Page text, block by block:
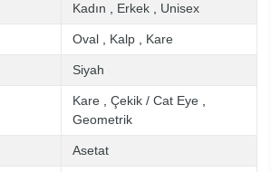
Kadın Erkek Unisex
Oval Kalp Kare
Siyah
Kare Çekik / Cat Eye
Geometrik
Asetat